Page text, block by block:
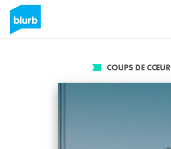
COUPS DE CŒUR